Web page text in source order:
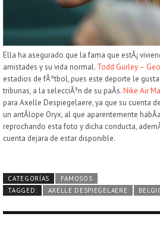
Ella ha asegurado que la fama que estÃ¡
amistades y su vida normal. Todd Gurley –
estadios de fÃºtbol, pues este deporte le
tribunas, a la selecciÃ³n de su paÃ­s.Nike Air
para Axelle Despiegelaere, ya que su cuenta
un antÃ­lope Oryx, al que aparentemente
reprochando esta foto y dicha conducta,
cuenta dejara de estar disponible.
CATEGORÍAS
FAMOSOS
TAGGED:
AXELLE DESPIEGELAERE